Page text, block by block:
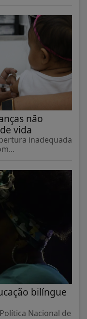
não
vida
inadequada
bilíngue
Nacional de